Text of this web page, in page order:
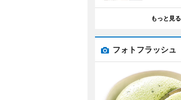
もっと見る
フォトフラッシュ